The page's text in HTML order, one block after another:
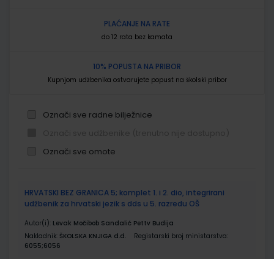
PLAĆANJE NA RATE
do 12 rata bez kamata
10% POPUSTA NA PRIBOR
Kupnjom udžbenika ostvarujete popust na školski pribor
Označi sve radne bilježnice
Označi sve omote
proizvodi
HRVATSKI BEZ GRANICA 5; komplet 1. i 2. dio, integrirani
udžbenik za hrvatski jezik s dds u 5. razredu OŠ
Autor(i): Levak Močibob Sandalić Pettv Budija
Nakladnik: ŠKOLSKA KNJIGA d.d.
Registarski broj ministarstva:
6055;6056